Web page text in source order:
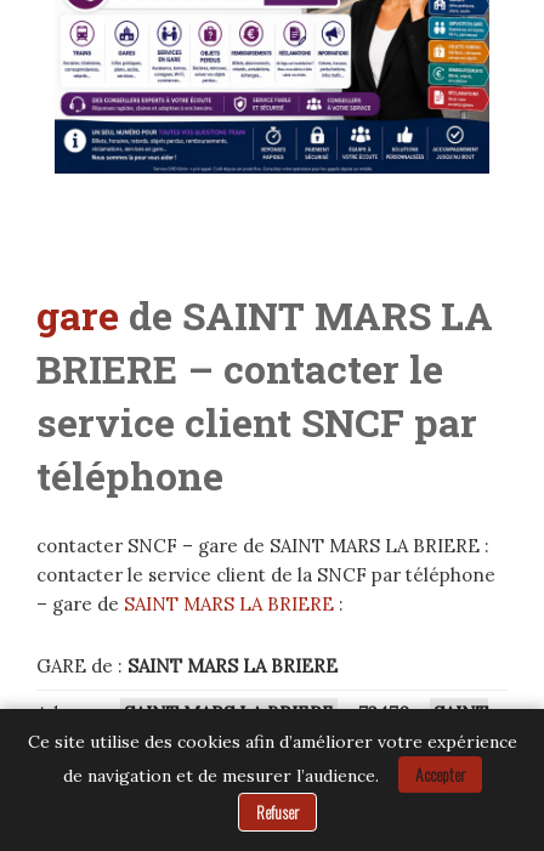
gare de SAINT MARS LA
BRIERE – contacter le
service client SNCF par
téléphone
contacter SNCF – gare de SAINT MARS LA BRIERE :
contacter le service client de la SNCF par téléphone
– gare de SAINT MARS LA BRIERE :
GARE de : SAINT MARS LA BRIERE
Adresse :SAINT MARS LA BRIERE– 72470 –SAINT
MARS LA BRIERE
36.35
Ce site utilise des cookies afin d’améliorer votre expérience
de navigation et de mesurer l’audience.
Accepter
Refuser